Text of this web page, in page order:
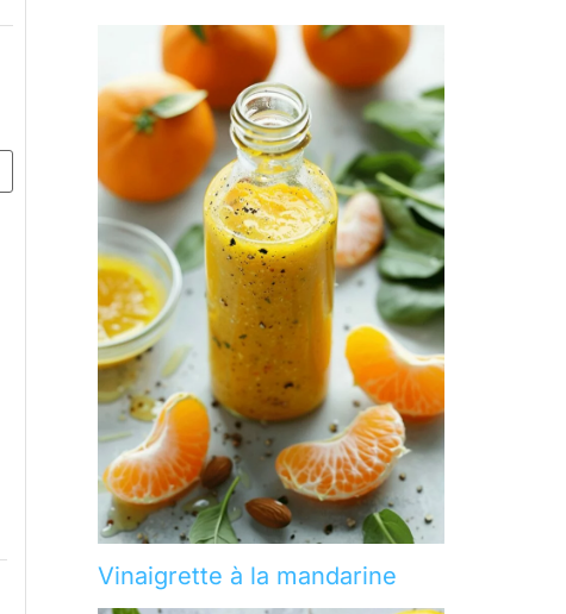
Vinaigrette à la mandarine